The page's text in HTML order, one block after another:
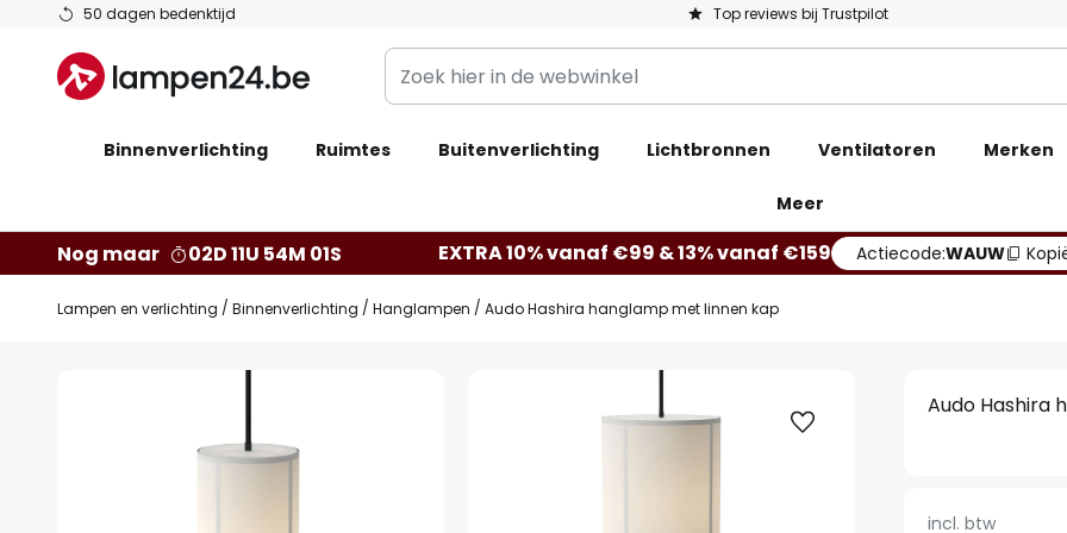
50 dagen bedenktijd Top reviews bij Trustpilot
Ga
de
inhoud
Zoek
hier
de
Binnenverlichting Ruimtes Buitenverlichting Lichtbronnen Ventilatoren Merken
Meer
Nog maar 02D 11U 54M 00S EXTRA 10% vanaf €99 & 13% vanaf €159 Actiecode:WAUW
Lampen en verlichting Binnenverlichting Hanglampen Audo Hashira hanglamp met linnen kap
Audo Hashira
incl. btw